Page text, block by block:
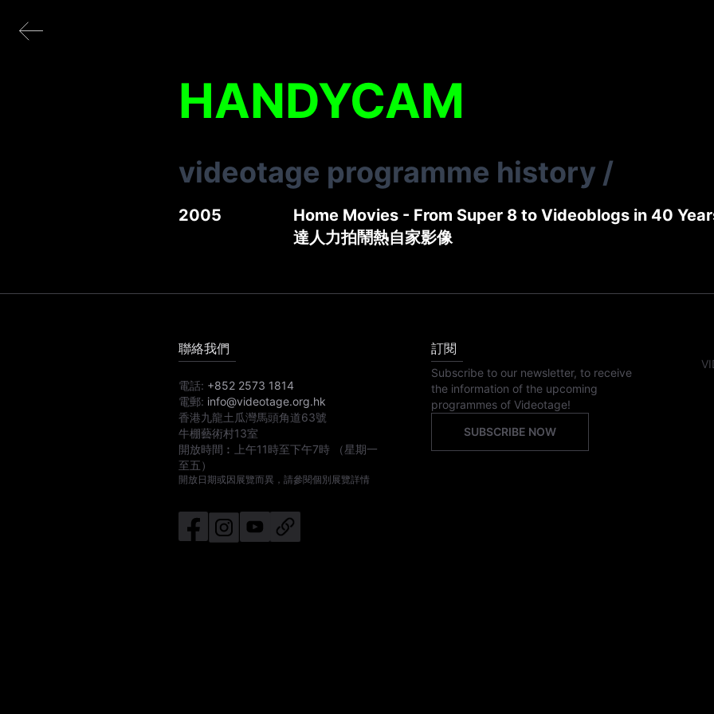
HANDYCAM
videotage programme history /
2005
Home Movies - From Super 8 to Videoblogs in 40
達人力拍鬧熱自家影像
聯絡我們
電話: +852 2573 1814
電郵: info@videotage.org.hk
香港九龍土瓜灣馬頭角道63號
牛棚藝術村13室
開放時間︰
上午11時至下午7時
（星期一
至五）
開放日期或因展覽而異，請參閱個別展覽詳情
訂閱
Subscribe to our newsletter, to receive
the information of the upcoming
programmes of Videotage!
SUBSCRIBE NOW